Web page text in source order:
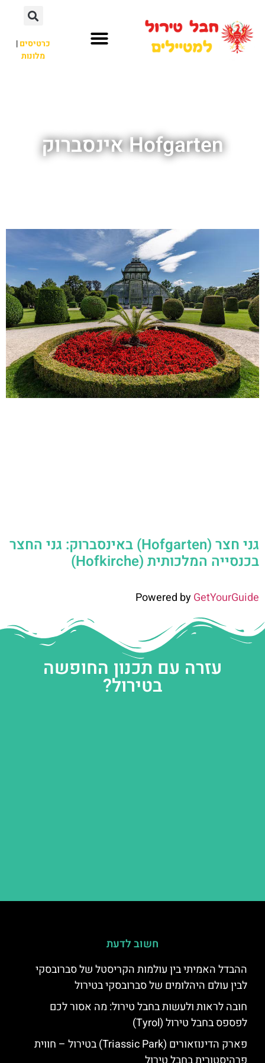
כרטיסים|
מלונות
Hofgarten אינסברוק
גני חצר (Hofgarten) באינסברוק: גני החצר
בכנסייה המלכותית (Hofkirche)
Powered byGetYourGuide
עזרה עם תכנון החופשה
בטירול?
חשוב לדעת
ההבדל האמיתי בין עולמות הקריסטל של סברובסקי
לבין עולם היהלומים של סברובסקי בטירול
חובה לראות ולעשות בחבל טירול: מה אסור לכם
לפספס בחבל טירול (Tyrol)
פארק הדינוזאורים (Triassic Park) בטירול – חווית